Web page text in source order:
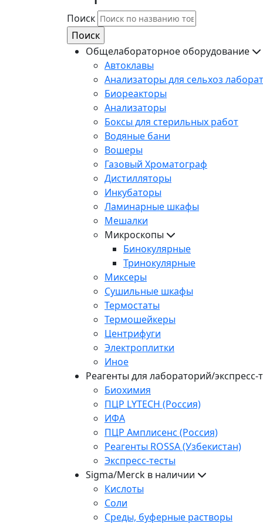
Поиск
Общелабораторное оборудование
Автоклавы
Анализаторы для сельхоз
Биореакторы
Анализаторы
Боксы для стерильных работ
Водяные бани
Вошеры
Газовый Хроматограф
Дистилляторы
Инкубаторы
Ламинарные шкафы
Мешалки
Микроскопы
Бинокулярные
Тринокулярные
Миксеры
Сушильные шкафы
Термостаты
Термошейкеры
Центрифуги
Электроплитки
Иное
Реагенты для лабораторий/экспресс-
Биохимия
ПЦР LYTECH (Россия)
ИФА
ПЦР Амплисенс (Россия)
Реагенты ROSSA (Узбекистан)
Экспресс-тесты
Sigma/Merck в наличии
Кислоты
Соли
Среды, буферные растворы